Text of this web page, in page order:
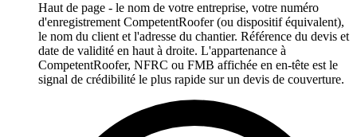
Haut de page - le nom de votre entreprise, votre numéro
d'enregistrement CompetentRoofer (ou dispositif équivalent),
le nom du client et l'adresse du chantier. Référence du devis et
date de validité en haut à droite. L'appartenance à
CompetentRoofer, NFRC ou FMB affichée en en-tête est le
signal de crédibilité le plus rapide sur un devis de couverture.